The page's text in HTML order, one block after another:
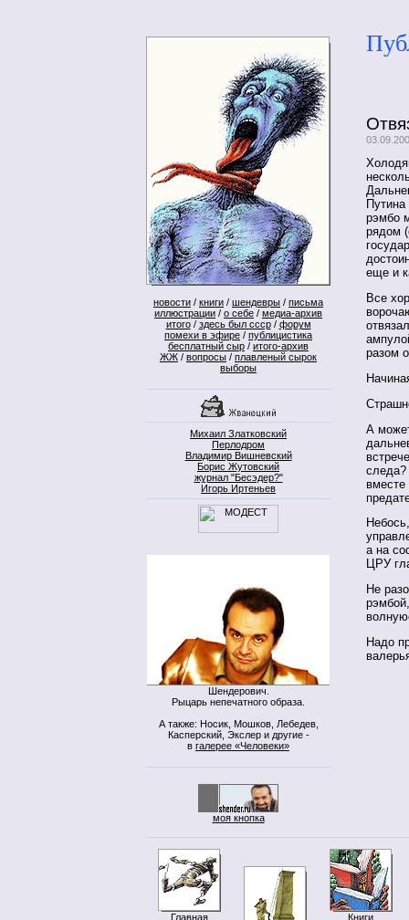
новости / книги / шендевры / письма
иллюстрации / о себе / медиа-архив
итого/ здесь был ссср/ форум
помехи в эфире / публицистика
бесплатный сыр / итого-архив
ЖЖ / вопросы / плавленый сырок
выборы
Михаил Златковский
Перлодром
Владимир Вишневский
Борис Жутовский
журнал "Бесэдер?"
Игорь Иртеньев
Шендерович.
Рыцарь непечатного образа.
А также: Носик, Мошков, Лебедев,
Касперский, Экслер и другие -
в галерее «Человеки»
моя кнопка
рэмбо
рядом
еще и
Все
разом
А
а на
ЦРУ
Не
Надо
Главная
Книги